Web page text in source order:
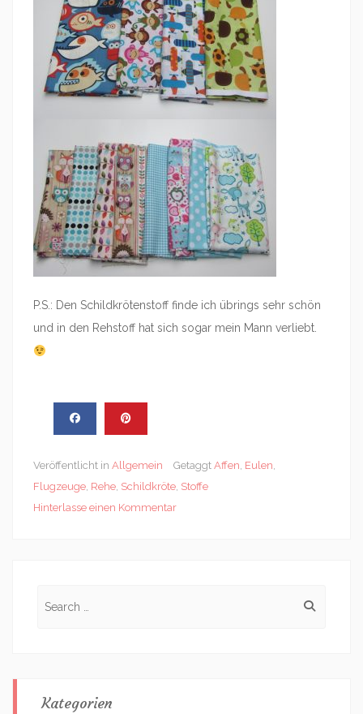
P.S.: Den Schildkrötenstoff finde ich übrings sehr schön
und in den Rehstoff hat sich sogar mein Mann verliebt.
Veröffentlicht in Allgemein Getaggt Affen, Eulen,
Flugzeuge, Rehe, Schildkröte, Stoffe
Hinterlasse einen Kommentar
Kategorien